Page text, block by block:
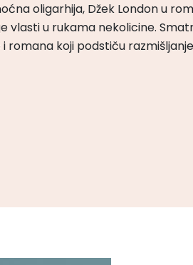
oligarhija, Džek London u
vlasti u rukama nekolicine.
romana koji podstiču